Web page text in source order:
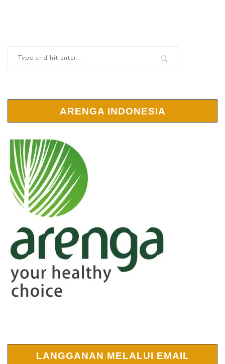
ARENGA INDONESIA
LANGGANAN MELALUI EMAIL